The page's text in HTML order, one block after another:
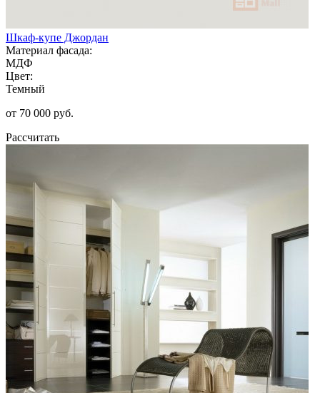
Шкаф-купе Джордан
Материал фасада:
МДФ
Цвет:
Темный
от 70 000 руб.
Рассчитать